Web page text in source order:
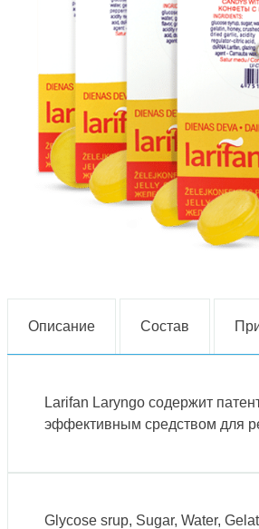
Описание Состав
Larifan Laryngo содержит
эффективным средством для
Glycose srup, Sugar, Water,